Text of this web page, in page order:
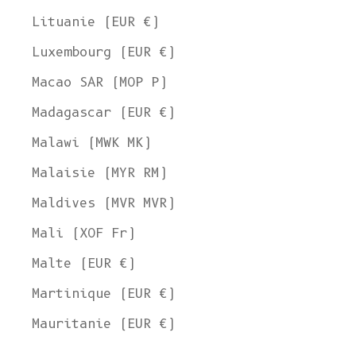
Lituanie (EUR €)
Luxembourg (EUR €)
Macao SAR (MOP P)
Madagascar (EUR €)
Malawi (MWK MK)
Malaisie (MYR RM)
Maldives (MVR MVR)
Mali (XOF Fr)
Malte (EUR €)
Martinique (EUR €)
Mauritanie (EUR €)